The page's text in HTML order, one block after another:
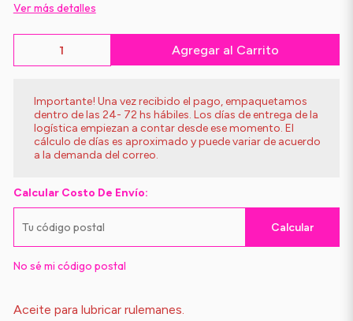
Ver más detalles
Agregar al Carrito
Importante! Una vez recibido el pago, empaquetamos
dentro de las 24- 72 hs hábiles. Los días de entrega de la
logística empiezan a contar desde ese momento. El
cálculo de días es aproximado y puede variar de acuerdo
a la demanda del correo.
Calcular Costo De Envío:
Calcular
No sé mi código postal
Aceite para lubricar rulemanes.